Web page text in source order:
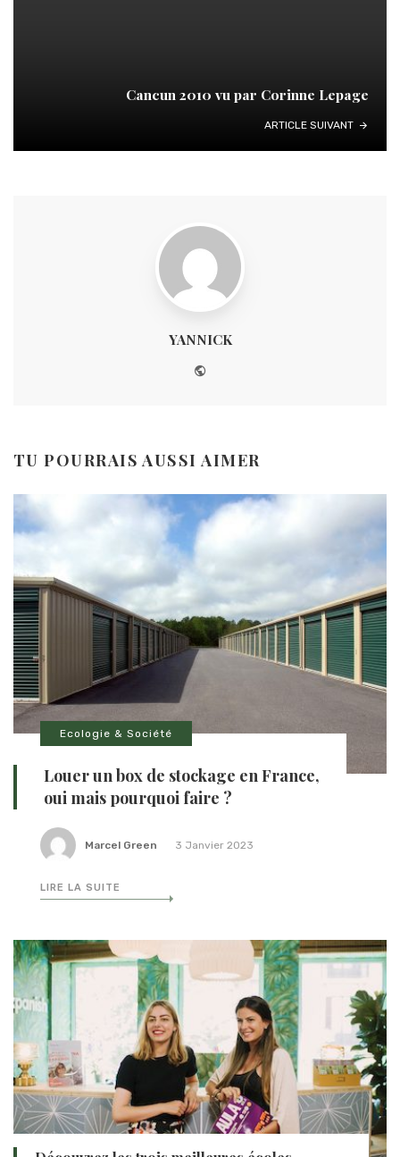
Cancun 2010 vu par Corinne Lepage
ARTICLE SUIVANT
YANNICK
TU POURRAIS AUSSI AIMER
Ecologie & Société
Louer un box de stockage en France,
oui mais pourquoi faire ?
Marcel Green 3 Janvier 2023
LIRE LA SUITE